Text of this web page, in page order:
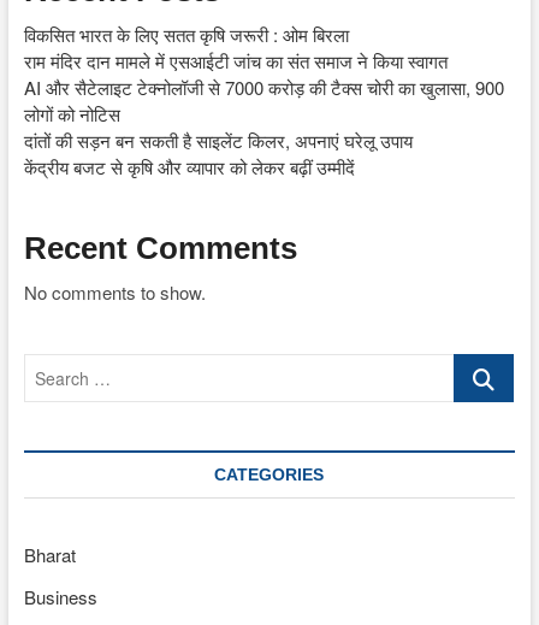
विकसित भारत के लिए सतत कृषि जरूरी : ओम बिरला
राम मंदिर दान मामले में एसआईटी जांच का संत समाज ने किया स्वागत
AI और सैटेलाइट टेक्नोलॉजी से 7000 करोड़ की टैक्स चोरी का खुलासा, 900
लोगों को नोटिस
दांतों की सड़न बन सकती है साइलेंट किलर, अपनाएं घरेलू उपाय
केंद्रीय बजट से कृषि और व्यापार को लेकर बढ़ीं उम्मीदें
Recent Comments
No comments to show.
Search
CATEGORIES
Bharat
Business